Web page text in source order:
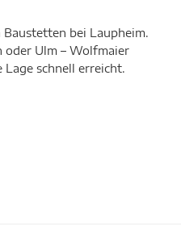
bei Laupheim.
oder Ulm – Wolfmaier
schnell erreicht.